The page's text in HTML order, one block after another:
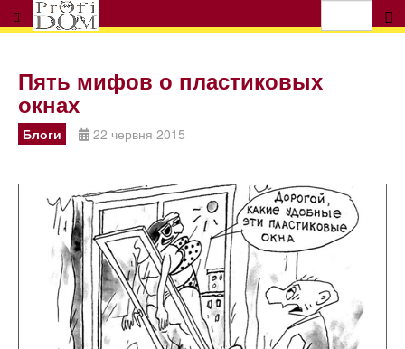
Пять мифов о пластиковых
окнах
Блоги 22 червня 2015